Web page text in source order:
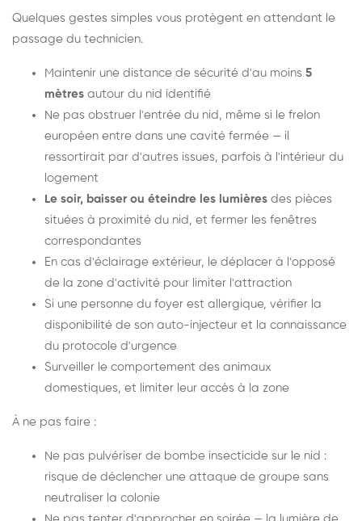
Quelques gestes simples vous protègent en attendant le
passage du technicien.
Maintenir une distance de sécurité d'au moins 5
mètres autour du nid identifié
Ne pas obstruer l'entrée du nid, même si le frelon
européen entre dans une cavité fermée — il
ressortirait par d'autres issues, parfois à l'intérieur du
logement
Le soir, baisser ou éteindre les lumières des pièces
situées à proximité du nid, et fermer les fenêtres
correspondantes
En cas d'éclairage extérieur, le déplacer à l'opposé
de la zone d'activité pour limiter l'attraction
Si une personne du foyer est allergique, vérifier la
disponibilité de son auto-injecteur et la connaissance
du protocole d'urgence
Surveiller le comportement des animaux
domestiques, et limiter leur accès à la zone
À ne pas faire :
Ne pas pulvériser de bombe insecticide sur le nid :
risque de déclencher une attaque de groupe sans
neutraliser la colonie